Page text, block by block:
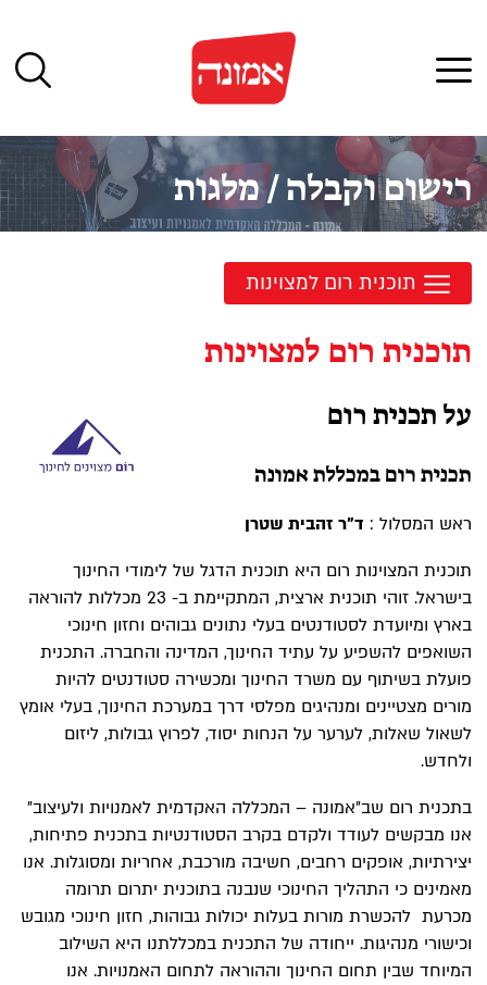
לתוכן
רישום וקבלה/מלגות
תוכנית רום למצוינות
תוכנית רום למצוינות
על תכנית רום
תכנית רום במכללת אמונה
ראש המסלול : ד"ר זהבית שטרן
תוכנית המצוינות רום היא תוכנית הדגל של לימודי החינוך
בישראל. זוהי תוכנית ארצית, המתקיימת ב- 23 מכללות להוראה
בארץ ומיועדת לסטודנטים בעלי נתונים גבוהים וחזון חינוכי
השואפים להשפיע על עתיד החינוך, המדינה והחברה. התכנית
פועלת בשיתוף עם משרד החינוך ומכשירה סטודנטים להיות
מורים מצטיינים ומנהיגים מפלסי דרך במערכת החינוך, בעלי אומץ
לשאול שאלות, לערער על הנחות יסוד, לפרוץ גבולות, ליזום
ולחדש.
בתכנית רום שב״אמונה – המכללה האקדמית לאמנויות ולעיצוב״
אנו מבקשים לעודד ולקדם בקרב הסטודנטיות בתכנית פתיחות,
יצירתיות, אופקים רחבים, חשיבה מורכבת, אחריות ומסוגלות. אנו
מאמינים כי התהליך החינוכי שנבנה בתוכנית יתרום תרומה
מכרעת להכשרת מורות בעלות יכולות גבוהות, חזון חינוכי מגובש
וכישורי מנהיגות. ייחודה של התכנית במכללתנו היא השילוב
המיוחד שבין תחום החינוך וההוראה לתחום האמנויות. אנו